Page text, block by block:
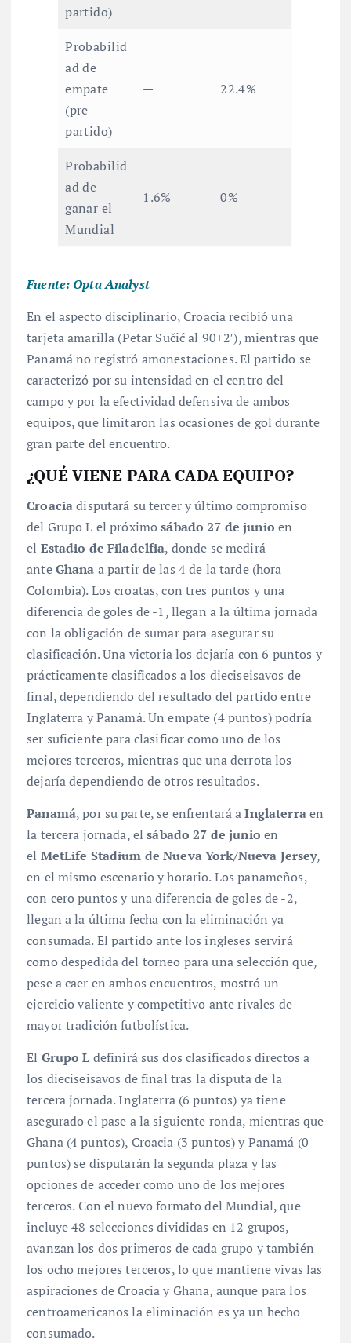
partido)
Probabilid
ad de
empate
(pre-
partido)
— 22.4%
Probabilid
ad de
ganar el
Mundial
1.6% 0%
Fuente: Opta Analyst
En el aspecto disciplinario, Croacia recibió una
tarjeta amarilla (Petar Sučić al 90+2′), mientras que
Panamá no registró amonestaciones. El partido se
caracterizó por su intensidad en el centro del
campo y por la efectividad defensiva de ambos
equipos, que limitaron las ocasiones de gol durante
gran parte del encuentro.
¿QUÉ VIENE PARA CADA EQUIPO?
Croaciadisputará su tercer y último compromiso
del Grupo L el próximosábado 27 de junio en
el Estadio de Filadelfia, donde se medirá
anteGhana a partir de las 4 de la tarde (hora
Colombia). Los croatas, con tres puntos y una
diferencia de goles de -1, llegan a la última jornada
con la obligación de sumar para asegurar su
clasificación. Una victoria los dejaría con 6 puntos y
prácticamente clasificados a los dieciseisavos de
final, dependiendo del resultado del partido entre
Inglaterra y Panamá. Un empate (4 puntos) podría
ser suficiente para clasificar como uno de los
mejores terceros, mientras que una derrota los
dejaría dependiendo de otros resultados.
Panamá, por su parte, se enfrentará aInglaterraen
la tercera jornada, elsábado 27 de junio en
el MetLife Stadium de Nueva York/Nueva Jersey,
en el mismo escenario y horario. Los panameños,
con cero puntos y una diferencia de goles de -2,
llegan a la última fecha con la eliminación ya
consumada. El partido ante los ingleses servirá
como despedida del torneo para una selección que,
pese a caer en ambos encuentros, mostró un
ejercicio valiente y competitivo ante rivales de
mayor tradición futbolística.
El Grupo L definirá sus dos clasificados directos a
los dieciseisavos de final tras la disputa de la
tercera jornada. Inglaterra (6 puntos) ya tiene
asegurado el pase a la siguiente ronda, mientras que
Ghana (4 puntos), Croacia (3 puntos) y Panamá (0
puntos) se disputarán la segunda plaza y las
opciones de acceder como uno de los mejores
terceros. Con el nuevo formato del Mundial, que
incluye 48 selecciones divididas en 12 grupos,
avanzan los dos primeros de cada grupo y también
los ocho mejores terceros, lo que mantiene vivas las
aspiraciones de Croacia y Ghana, aunque para los
centroamericanos la eliminación es ya un hecho
consumado.